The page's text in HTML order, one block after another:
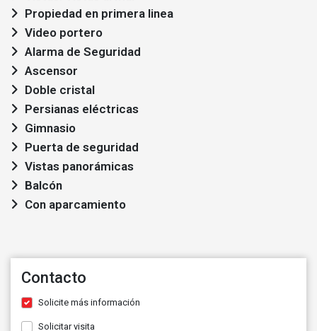
Propiedad en primera linea
Video portero
Alarma de Seguridad
Ascensor
Doble cristal
Persianas eléctricas
Gimnasio
Puerta de seguridad
Vistas panorámicas
Balcón
Con aparcamiento
Contacto
Solicite más información
Solicitar visita